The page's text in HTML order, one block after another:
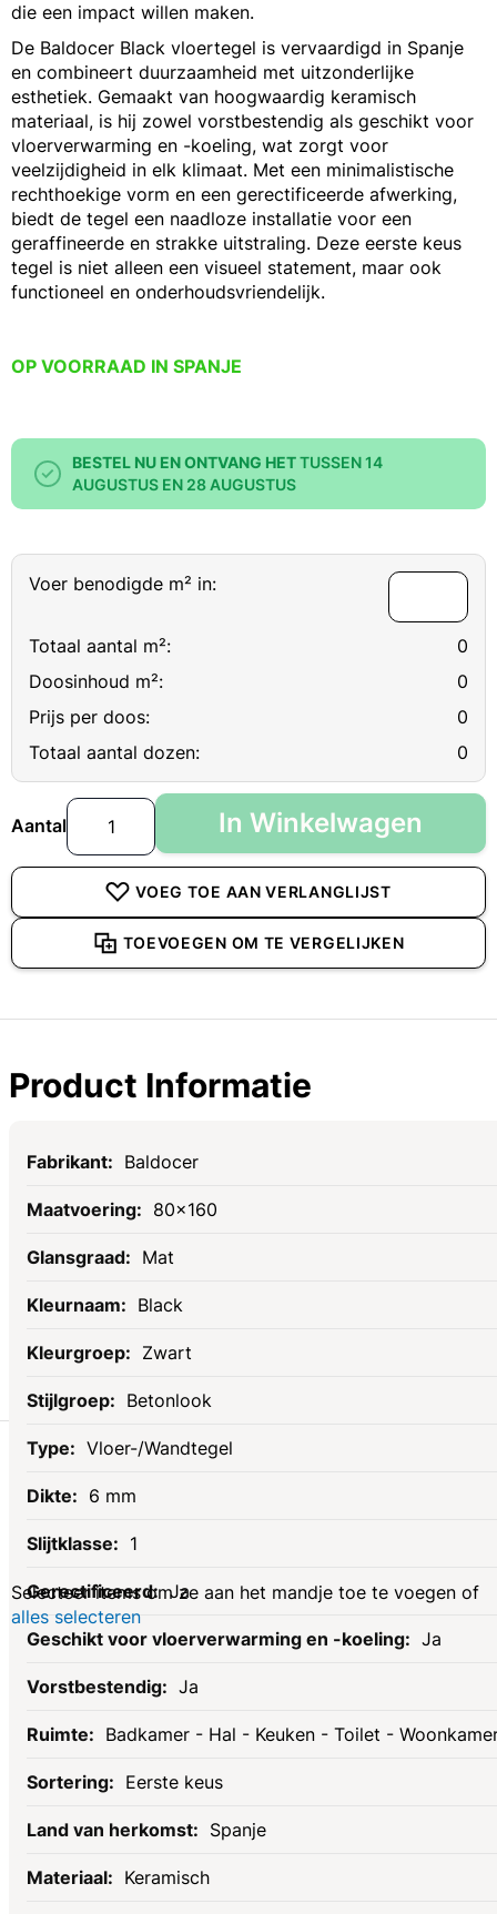
OP VOORRAAD IN SPANJE
BESTEL NU EN ONTVANG HETTUSSEN 14
AUGUSTUS EN 28 AUGUSTUS
Voer benodigde m² in:
Totaal aantal m²:
0
Doosinhoud m²:
0
Prijs per doos:
0
Totaal aantal dozen:
0
Aantal In Winkelwagen
VOEG TOE AAN VERLANGLIJST
TOEVOEGEN OM TE VERGELIJKEN
die een impact willen maken.
De Baldocer Black vloertegel is vervaardigd in Spanje
en combineert duurzaamheid met uitzonderlijke
esthetiek. Gemaakt van hoogwaardig keramisch
materiaal, is hij zowel vorstbestendig als geschikt voor
vloerverwarming en -koeling, wat zorgt voor
veelzijdigheid in elk klimaat. Met een minimalistische
rechthoekige vorm en een gerectificeerde afwerking,
biedt de tegel een naadloze installatie voor een
geraffineerde en strakke uitstraling. Deze eerste keus
tegel is niet alleen een visueel statement, maar ook
functioneel en onderhoudsvriendelijk.
Product Informatie
Specificaties
Baldocer
80x160
Mat
Black
Zwart
Betonlook
Vloer-/Wandtegel
6 mm
1
Ja
Ja
Ja
Badkamer - Hal - Keuken - Toilet -
Eerste keus
Spanje
Keramisch
Gerelateerde
producten
Selecteer items om ze aan het mandje toe te voegen of
alles selecteren